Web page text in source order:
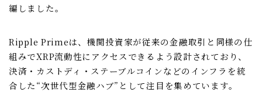
編しました。
Ripple Primeは、機関投資家が従来の金融取引と同様の仕
組みでXRP流動性にアクセスできるよう設計されており、
決済・カストディ・ステーブルコインなどのインフラを統
合した“次世代型金融ハブ”として注目を集めています。